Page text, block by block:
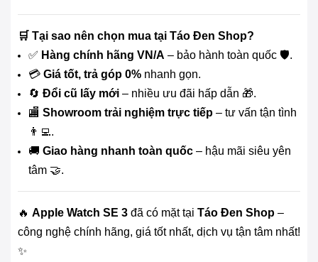
🛒 Tại sao nên chọn mua tại Táo Đen Shop?
✅ Hàng chính hãng VN/A – bảo hành toàn quốc 🛡️.
💳 Giá tốt, trả góp 0% nhanh gọn.
🔄 Đổi cũ lấy mới – nhiều ưu đãi hấp dẫn 🎁.
🏬 Showroom trải nghiệm trực tiếp – tư vấn tận tình
👨‍💻.
🚚 Giao hàng nhanh toàn quốc – hậu mãi siêu yên
tâm 🤝.
🔥 Apple Watch SE 3 đã có mặt tại Táo Đen Shop –
công nghệ chính hãng, giá tốt nhất, dịch vụ tận tâm nhất!
✨